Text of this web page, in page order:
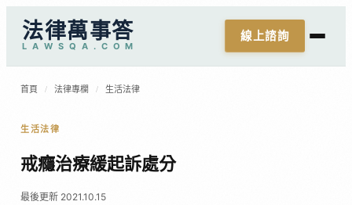
法律萬事答
L A W S Q A . C O M
線上諮詢
首頁 / 法律專欄 / 生活法律
生活法律
戒癮治療緩起訴處分
最後更新 2021.10.15